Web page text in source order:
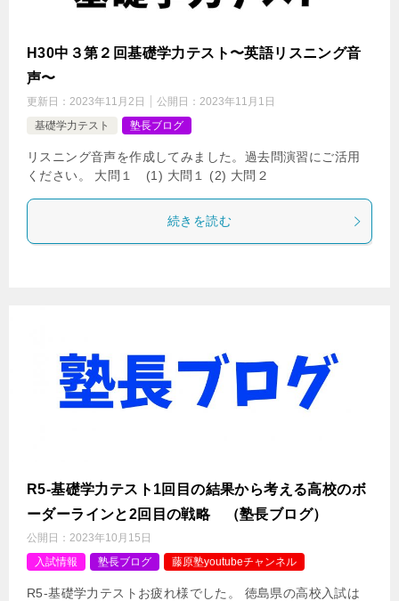
H30中３第２回基礎学力テスト〜英語リスニング音
声〜
更新日： 2023年11月2日 公開日： 2023年11月1日
基礎学力テスト
塾長ブログ
リスニング音声を作成してみました。過去問演習にご活用
ください。 大問１ (1) 大問１ (2) 大問２
続きを読む
R5-基礎学力テスト1回目の結果から考える高校のボ
ーダーラインと2回目の戦略 （塾長ブログ）
公開日： 2023年10月15日
入試情報
塾長ブログ 藤原塾youtubeチャンネル
R5-基礎学力テストお疲れ様でした。 徳島県の高校入試は